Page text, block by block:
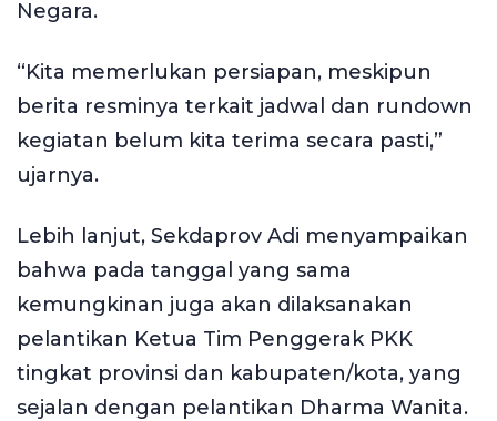
Negara.
“Kita memerlukan persiapan, meskipun
berita resminya terkait jadwal dan rundown
kegiatan belum kita terima secara pasti,”
ujarnya.
Lebih lanjut, Sekdaprov Adi menyampaikan
bahwa pada tanggal yang sama
kemungkinan juga akan dilaksanakan
pelantikan Ketua Tim Penggerak PKK
tingkat provinsi dan kabupaten/kota, yang
sejalan dengan pelantikan Dharma Wanita.